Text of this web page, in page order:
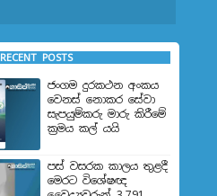
RECENT POSTS
ජංගම දුරකථන අංකය
වෙනස් නොකර සේවා
සැපයුම්කරු මාරු කිරීමේ
ක්‍රමය කල් යයි
පස් වසරක කාලය තුළදී
මෙරට විශේෂඥ